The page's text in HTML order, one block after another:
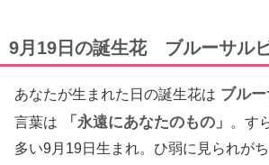
9月19日の誕生花 ブルーサル
あなたが生まれた日の誕生花は ブル
言葉は
「永遠にあなたのもの」
。す
多い9月19日生まれ。ひ弱に見られが